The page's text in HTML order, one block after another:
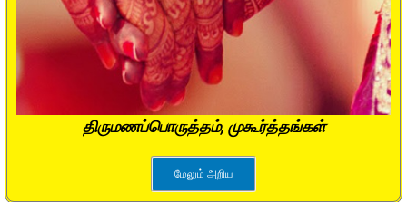
திருமணப்பொருத்தம், முகூர்த்தங்கள்
மேலும் அறிய